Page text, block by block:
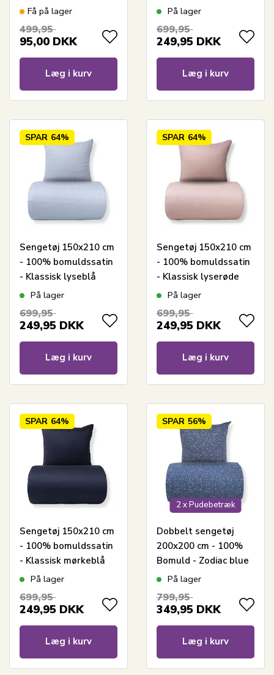
Få på lager
499,95
95,00 DKK
Læg i kurv
striber
På lager
699,95
249,95 DKK
Læg i kurv
SPAR 64%
Sengetøj 150x210 cm
- 100% bomuldssatin
- Klassisk lyseblå
striber
På lager
699,95
249,95 DKK
Læg i kurv
SPAR 64%
Sengetøj 150x210 cm
- 100% bomuldssatin
- Klassisk lyserøde
striber
På lager
699,95
249,95 DKK
Læg i kurv
SPAR 64%
Sengetøj 150x210 cm
- 100% bomuldssatin
- Klassisk mørkeblå
striber
På lager
699,95
249,95 DKK
Læg i kurv
2 x Pudebetræk
SPAR 56%
Dobbelt sengetøj
200x200 cm - 100%
Bomuld - Zodiac blue
- Vendbart med
På lager
799,95
349,95 DKK
Læg i kurv